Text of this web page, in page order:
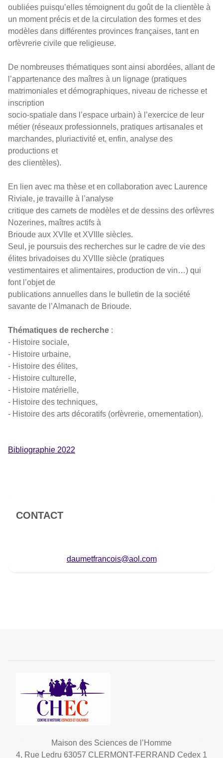
oubliées puisqu’elles témoignent du goût de la clientèle à
un moment précis et de la circulation des formes et des
modèles dans différentes provinces françaises, tant en
orfèvrerie civile que religieuse.
De nombreuses thématiques sont ainsi abordées, allant de
l’appartenance des maîtres à un lignage (pratiques
matrimoniales et démographiques, niveau de richesse et
inscription
socio-spatiale dans l’espace urbain) à l’exercice de leur
métier (réseaux professionnels, pratiques artisanales et
marchandes, pluriactivité et, enfin, analyse des
productions et
des clientèles).
En lien avec ma thèse et en collaboration avec Laurence
Riviale, je travaille à l’analyse
critique des carnets de modèles et de dessins des orfèvres
Nozerines, maîtres actifs à
Brioude aux XVIIe et XVIIIe siècles.
Seul, je poursuis des recherches sur le cadre de vie des
élites brivadoises du XVIIIe siècle (pratiques
vestimentaires et alimentaires, production de vin…) qui
font l’objet de
publications annuelles dans le bulletin de la société
savante de l’Almanach de Brioude.
Thématiques de recherche :
- Histoire sociale,
- Histoire urbaine,
- Histoire des élites,
- Histoire culturelle,
- Histoire matérielle,
- Histoire des techniques,
- Histoire des arts décoratifs (orfèvrerie, ornementation).
Bibliographie 2022
CONTACT
daumetfrancois@aol.com
Maison des Sciences de l’Homme
4, Rue Ledru 63057 CLERMONT-FERRAND Cedex 1